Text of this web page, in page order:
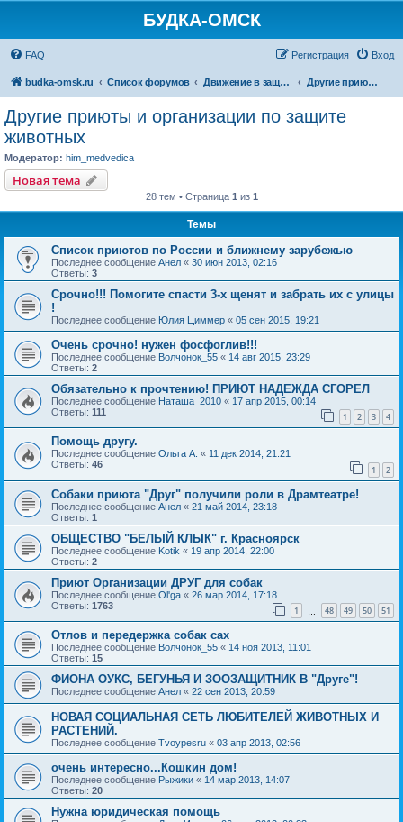
БУДКА-ОМСК
FAQ Вход
Регистрация
budka-omsk.ru Список форумов Движение в защиту животных Другие приюты и организации по защите животных
Другие приюты и организации по защите
животных
Модератор: him_medvedica
Новая тема
28 тем • Страница 1 из 1
Темы
Список приютов по России и ближнему зарубежью
Последнее сообщение Анел « 30 июн 2013, 02:16
Ответы: 3
Срочно!!! Помогите спасти 3-х щенят и забрать их с улицы
!
Последнее сообщение Юлия Циммер « 05 сен 2015, 19:21
Очень срочно! нужен фосфоглив!!!
Последнее сообщение Волчонок_55 « 14 авг 2015, 23:29
Ответы: 2
Обязательно к прочтению! ПРИЮТ НАДЕЖДА СГОРЕЛ
Последнее сообщение Наташа_2010 « 17 апр 2015, 00:14
Ответы: 111 1 2 3 4
Помощь другу.
Последнее сообщение Ольга А. « 11 дек 2014, 21:21
Ответы: 46 1 2
Собаки приюта "Друг" получили роли в Драмтеатре!
Последнее сообщение Анел « 21 май 2014, 23:18
Ответы: 1
ОБЩЕСТВО "БЕЛЫЙ КЛЫК" г. Красноярск
Последнее сообщение Kotik « 19 апр 2014, 22:00
Ответы: 2
Приют Организации ДРУГ для собак
Последнее сообщение Ol'ga « 26 мар 2014, 17:18
Ответы: 1763 1 48 49 50 51
Отлов и передержка собак сах
Последнее сообщение Волчонок_55 « 14 ноя 2013, 11:01
Ответы: 15
ФИОНА ОУКС, БЕГУНЬЯ И ЗООЗАЩИТНИК В "Друге"!
Последнее сообщение Анел « 22 сен 2013, 20:59
НОВАЯ СОЦИАЛЬНАЯ СЕТЬ ЛЮБИТЕЛЕЙ ЖИВОТНЫХ И
РАСТЕНИЙ.
Последнее сообщение Tvoypesru « 03 апр 2013, 02:56
очень интересно...Кошкин дом!
Последнее сообщение Рыжики « 14 мар 2013, 14:07
Ответы: 20
Нужна юридическая помощь